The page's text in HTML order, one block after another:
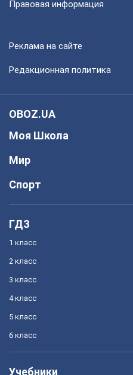
Правовая информация
Реклама на сайте
Редакционная политика
OBOZ.UA
Моя Школа
Мир
Спорт
ГДЗ
1 класс
2 класс
3 класс
4 класс
5 класс
6 класс
Учебники